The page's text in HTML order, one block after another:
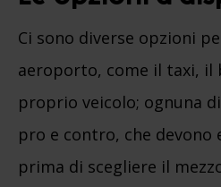
Ci sono diverse opzioni
aeroporto, come il taxi, il
proprio veicolo; ognuna
pro e contro, che devono
prima di scegliere il